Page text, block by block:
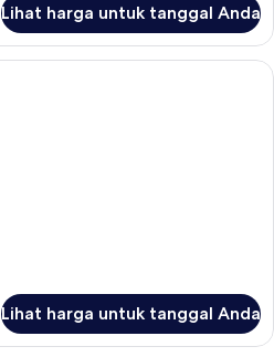
Lihat harga untuk tanggal Anda
Vila, 2 kamar tidur | Seprai premium,
Lihat harga untuk tanggal Anda